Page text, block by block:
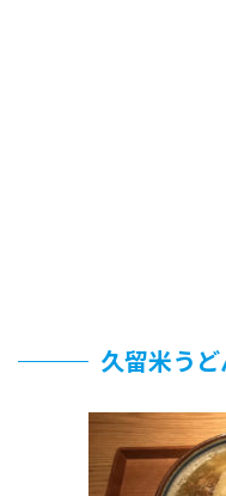
久留米う